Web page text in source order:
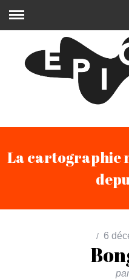
La cartographie
6
par